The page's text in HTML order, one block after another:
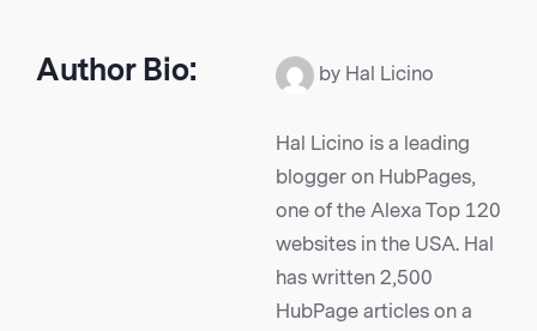
Author Bio: by Hal Licino
Hal Licino is a leading
blogger on HubPages,
one of the Alexa Top 120
websites in the USA. Hal
has written 2,500
HubPage articles on a